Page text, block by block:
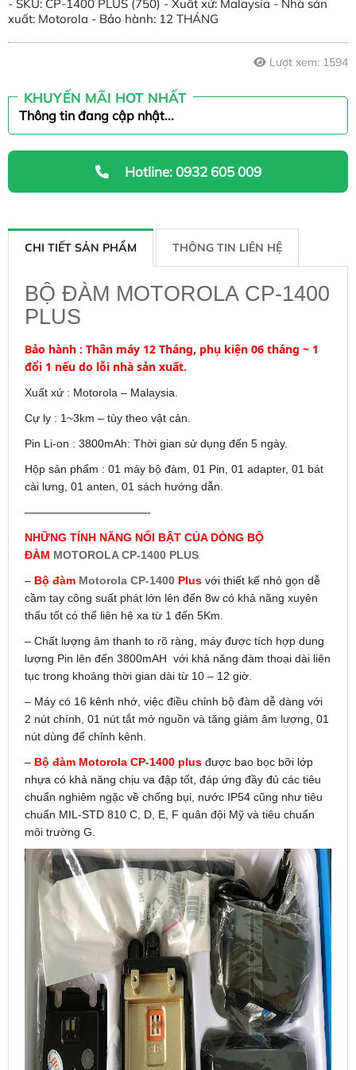
- SKU: CP-1400 PLUS (750) - Xuất xứ: Malaysia - Nhà sản
xuất: Motorola - Bảo hành: 12 THÁNG
Lượt xem: 1594
KHUYẾN MÃI HOT NHẤT
Thông tin đang cập nhật...
Hotline: 0932 605 009
CHI TIẾT SẢN PHẨM THÔNG TIN LIÊN HỆ
BỘ ĐÀM MOTOROLA CP-1400
PLUS
Bảo hành : Thân máy 12 Tháng, phụ kiện 06 tháng ~ 1
đổi 1 nếu do lỗi nhà sản xuất.
Xuất xứ : Motorola – Malaysia.
Cự ly : 1~3km – tùy theo vật cản.
Pin Li-on : 3800mAh: Thời gian sử dụng đến 5 ngày.
Hộp sản phẩm : 01 máy bộ đàm, 01 Pin, 01 adapter, 01 bát
cài lưng, 01 anten, 01 sách hướng dẫn.
———————————-
NHỮNG TÍNH NĂNG NỔI BẬT CỦA DÒNG BỘ
ĐÀM MOTOROLA CP-1400 PLUS
– Bộ đàm Motorola CP-1400 Plus với thiết kế nhỏ gọn dễ
cầm tay công suất phát lớn lên đến 8w có khả năng xuyên
thấu tốt có thể liên hệ xa từ 1 đến 5Km.
– Chất lượng âm thanh to rõ ràng, máy được tích hợp dung
lượng Pin lên đến 3800mAH với khả năng đàm thoại dài liên
tục trong khoảng thời gian dài từ 10 – 12 giờ.
– Máy có 16 kênh nhớ, việc điều chỉnh bộ đàm dễ dàng với
2 nút chính, 01 nút tắt mở nguồn và tăng giảm âm lượng, 01
nút dùng để chỉnh kênh.
– Bộ đàm Motorola CP-1400 plus được bao bọc bỡi lớp
nhựa có khả năng chịu va đập tốt, đáp ứng đầy đủ các tiêu
chuẩn nghiêm ngặc về chống bụi, nước IP54 cũng như tiêu
chuẩn MIL-STD 810 C, D, E, F quân đội Mỹ và tiêu chuẩn
môi trường G.